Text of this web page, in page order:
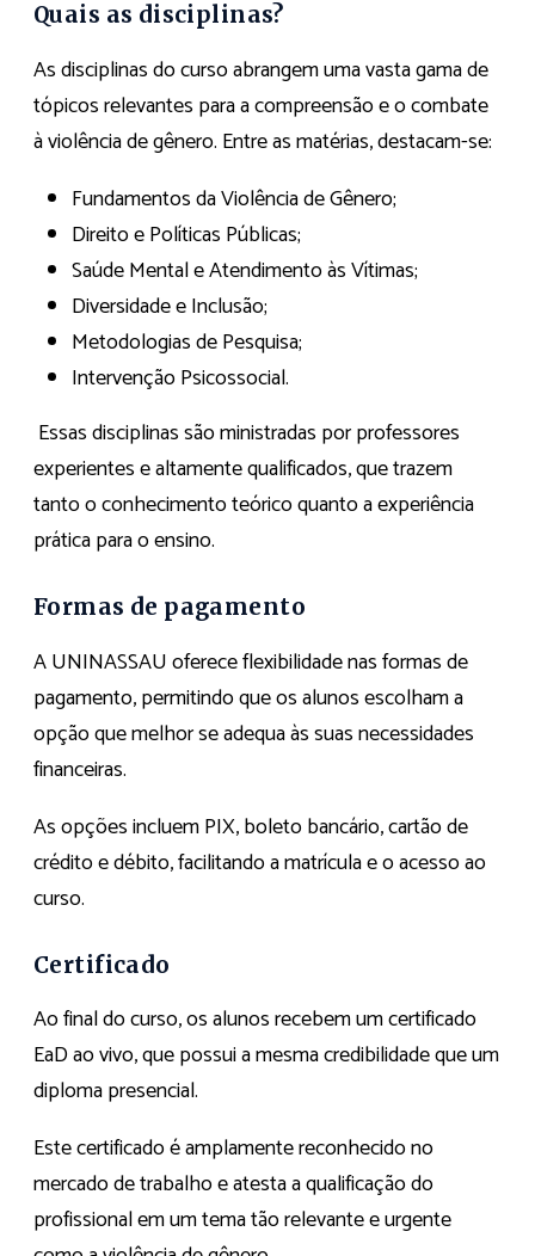
Quais as disciplinas?
As disciplinas do curso abrangem uma vasta gama de
tópicos relevantes para a compreensão e o combate
à violência de gênero. Entre as matérias, destacam-se:
Fundamentos da Violência de Gênero;
Direito e Políticas Públicas;
Saúde Mental e Atendimento às Vítimas;
Diversidade e Inclusão;
Metodologias de Pesquisa;
Intervenção Psicossocial.
Essas disciplinas são ministradas por professores
experientes e altamente qualificados, que trazem
tanto o conhecimento teórico quanto a experiência
prática para o ensino.
Formas de pagamento
A UNINASSAU oferece flexibilidade nas formas de
pagamento, permitindo que os alunos escolham a
opção que melhor se adequa às suas necessidades
financeiras.
As opções incluem PIX, boleto bancário, cartão de
crédito e débito, facilitando a matrícula e o acesso ao
curso.
Certificado
Ao final do curso, os alunos recebem um certificado
EaD ao vivo, que possui a mesma credibilidade que um
diploma presencial.
Este certificado é amplamente reconhecido no
mercado de trabalho e atesta a qualificação do
profissional em um tema tão relevante e urgente